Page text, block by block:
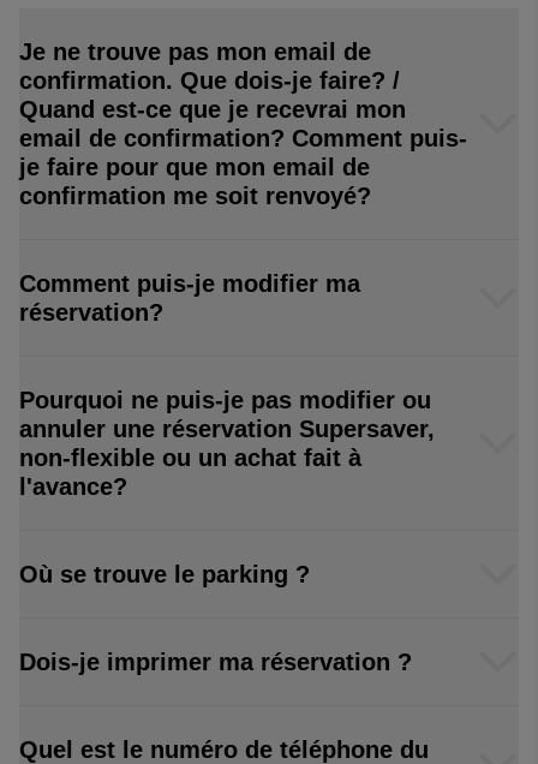
Je ne trouve pas mon email de
confirmation. Que dois-je faire? /
Quand est-ce que je recevrai mon
email de confirmation? Comment puis-
je faire pour que mon email de
confirmation me soit renvoyé?
Comment puis-je modifier ma
réservation?
Pourquoi ne puis-je pas modifier ou
annuler une réservation Supersaver,
non-flexible ou un achat fait à
l'avance?
Où se trouve le parking ?
Dois-je imprimer ma réservation ?
Quel est le numéro de téléphone du